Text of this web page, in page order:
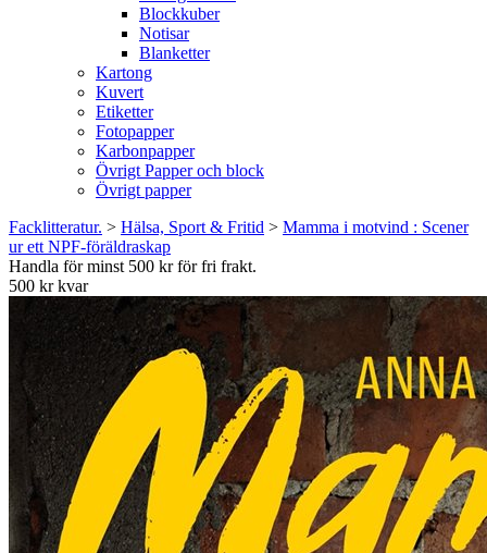
Blockkuber
Notisar
Blanketter
Kartong
Kuvert
Etiketter
Fotopapper
Karbonpapper
Övrigt Papper och block
Övrigt papper
Facklitteratur. > Hälsa, Sport & Fritid > Mamma i motvind : Scener
ur ett NPF-föräldraskap
Handla för minst 500 kr för fri frakt.
500 kr kvar